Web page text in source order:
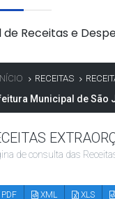
de Receitas e